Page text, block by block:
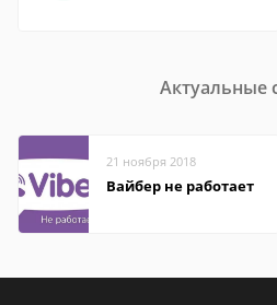
Актуальные
21 ноября 2018
Вайбер не работает